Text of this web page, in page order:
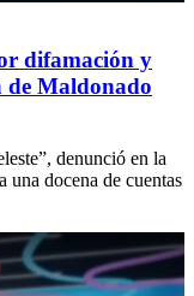
difamación y
de Maldonado
denunció en la
docena de cuentas